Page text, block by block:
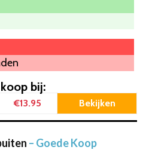
bij:
€13.95 Bekijken
– Goede Koop